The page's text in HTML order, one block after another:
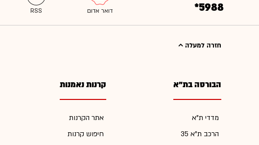
*5988
חזרה למעלה
הבורסה בת"א
מדדי ת"א
הרכב ת"א 35
קרנות נאמנות
אתר הקרנות
חיפוש קרנות